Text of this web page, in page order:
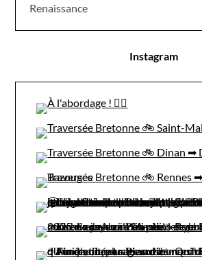
Renaissance
Instagram